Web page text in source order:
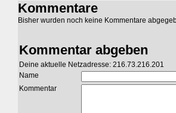
Kommentare
Bisher wurden noch keine Kommentare
Kommentar abgeben
Deine aktuelle Netzadresse: 216.73.216.201
Name
Kommentar